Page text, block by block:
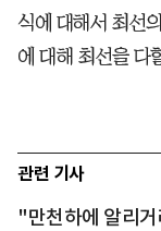
식에 대해서 최선
에 대해 최선을 다
관련 기사
"만천하에 알리